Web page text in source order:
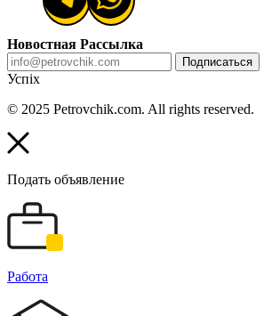
Новостная Рассылка
Подписаться
Успіх
© 2025 Petrovchik.com. All rights reserved.
Подать объявление
Работа